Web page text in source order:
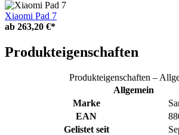
Xiaomi Pad 7
ab 263,20 €*
Produkteigenschaften
Produkteigenschaften –
Allgemein
Marke
EAN
Gelistet seit